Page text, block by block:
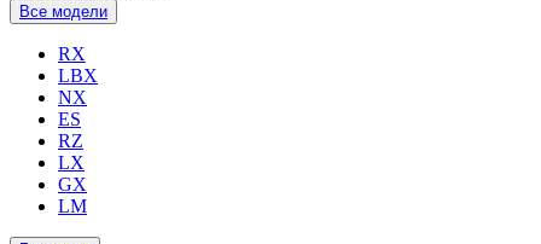
Все модели
RX
LBX
NX
ES
RZ
LX
GX
LM